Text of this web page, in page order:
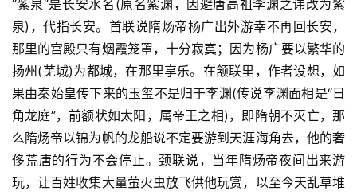
“紫泉”是长安水名(原名紫渊，因避唐高祖李渊之讳改为紫
泉)，代指长安。首联说隋炀帝杨广出外游幸不再回长安，
那里的宫殿只有烟霞笼罩，十分寂寞；因为杨广要以繁华的
扬州(芜城)为都城，在那里享乐。在颔联里，作者设想，如
果由秦始皇传下来的玉玺不是归于李渊(传说李渊面相是“日
角龙庭”，前额状如太阳，属帝王之相)，即隋朝不灭亡，那
么隋炀帝以锦为帆的龙船说不定要游到天涯海角去，他的奢
侈荒唐的行为不会停止。颈联说，当年隋炀帝夜间出来游
玩，让百姓收集大量萤火虫放飞供他玩赏，以至今天乱草堆